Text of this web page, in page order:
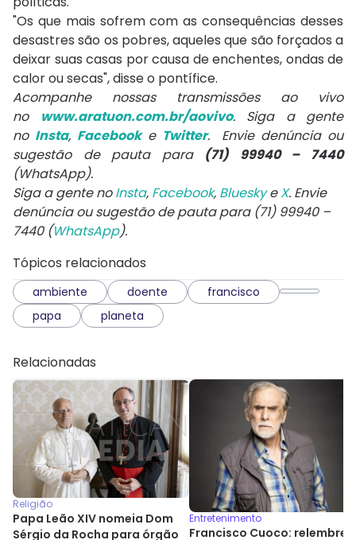
"Os que mais sofrem com as consequências desses
desastres são os pobres, aqueles que são forçados a
deixar suas casas por causa de enchentes, ondas de
calor ou secas", disse o pontífice.
Acompanhe nossas transmissões ao vivo
no
www.aratuon.com.br/aovivo. Siga a gente
no Insta, Facebooke Twitter. Envie denúncia ou
sugestão de pauta para (71) 99940 – 7440
(WhatsApp).
Siga a gente noInsta, Facebook, BlueskyeX. Envie
denúncia ou sugestão de pauta para (71) 99940 –
7440 (WhatsApp).
Tópicos relacionados
ambiente doente
francisco
papa
planeta
Relacionadas
Religião
Papa Leão XIV nomeia Dom
Sérgio da Rocha para órgão
Entretenimento
Francisco Cuoco: relembre